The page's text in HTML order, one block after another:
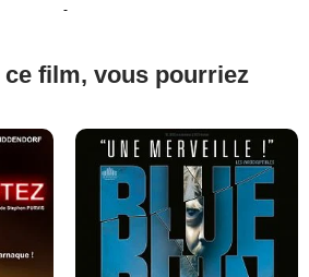
-
film, vous pourriez